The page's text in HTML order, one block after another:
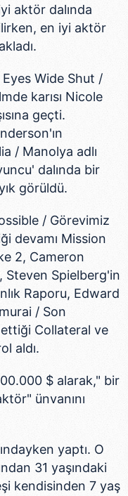
aktör dalında
en iyi aktör
Eyes Wide Shut /
karısı Nicole
geçti.
/ Manolya adlı
dalında bir
görüldü.
/ Görevimiz
devamı Mission
2, Cameron
Steven Spielberg'in
Raporu, Edward
/ Son
Collateral ve
aldı.
$ alarak," bir
ünvanını
yaptı. O
31 yaşındaki
kendisinden 7 yaş